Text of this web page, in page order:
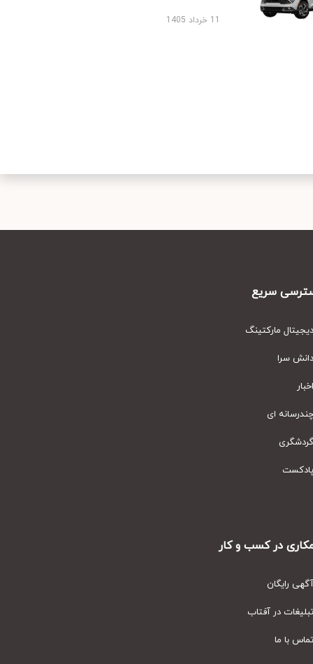
سریع
مارکتینگ
سرا
ای
در کسب و کار
رایگان
در آفتاب
با ما